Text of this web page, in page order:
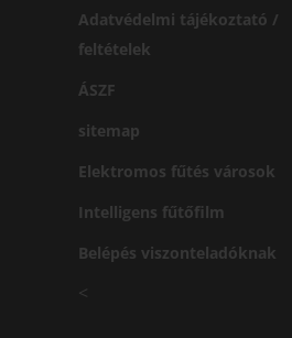
Adatvédelmi tájékoztató /
feltételek
ÁSZF
sitemap
Elektromos fűtés városok
Intelligens fűtőfilm
Belépés viszonteladóknak
<